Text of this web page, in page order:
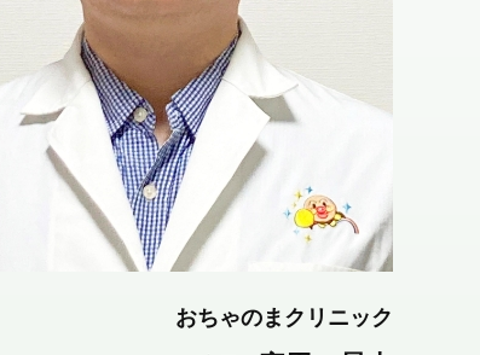
おちゃのまクリニック